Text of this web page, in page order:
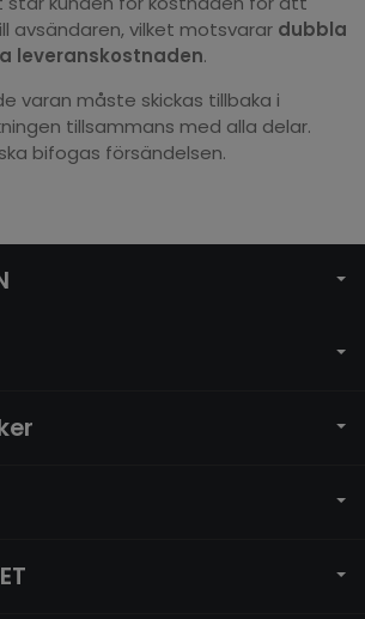
avsändaren, vilket motsvarar dubbla
leveranskostnaden.
varan måste skickas tillbaka i
tillsammans med alla delar.
bifogas försändelsen.